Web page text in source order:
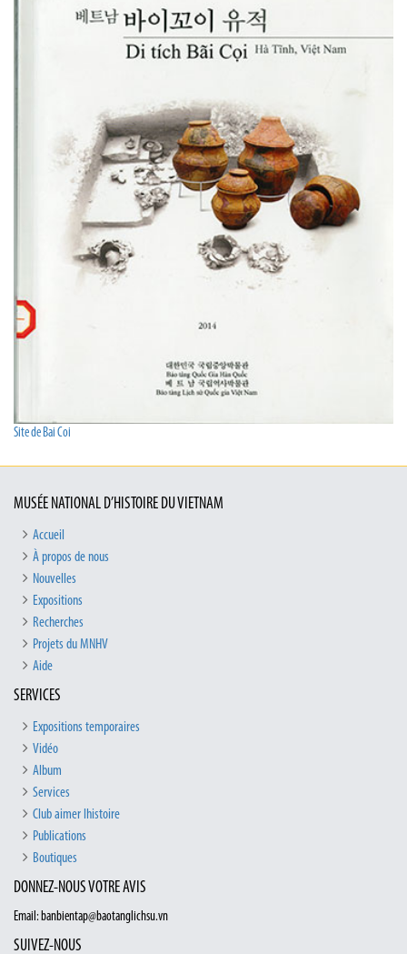
Site de Bai Coi
MUSÉE NATIONAL D’HISTOIRE DU VIETNAM
Accueil
À propos de nous
Nouvelles
Expositions
Recherches
Projets du MNHV
Aide
SERVICES
Expositions temporaires
Vidéo
Album
Services
Club aimer lhistoire
Publications
Boutiques
DONNEZ-NOUS VOTRE AVIS
Email: banbientap@baotanglichsu.vn
SUIVEZ-NOUS